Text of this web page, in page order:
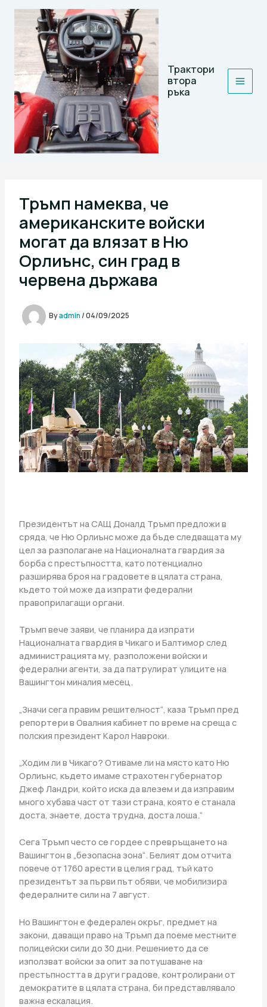
Skip
Трактори
втора
ръка
Тръмп намеква, че
американските войски
могат да влязат в Ню
Орлиънс, син град в
червена държава
Byadmin/04/09/2025
Президентът на САЩ Доналд Тръмп предложи в
сряда, че Ню Орлиънс може да бъде следващата му
цел за разполагане на Националната гвардия за
борба с престъпността, като потенциално
разширява броя на градовете в цялата страна,
където той може да изпрати федерални
правоприлагащи органи.
Тръмп вече заяви, че планира да изпрати
Националната гвардия в Чикаго и Балтимор след
администрацията му, разположени войски и
федерални агенти, за да патрулират улиците на
Вашингтон миналия месец.
„Значи сега правим решителност“, каза Тръмп пред
репортери в Овалния кабинет по време на среща с
полския президент Карол Навроки.
„Ходим ли в Чикаго? Отиваме ли на място като Ню
Орлиънс, където имаме страхотен губернатор
Джеф Ландри, който иска да влезем и да изправим
много хубава част от тази страна, която е станала
доста, знаете, доста трудна, доста лоша.“
Сега Тръмп често се гордее с превръщането на
Вашингтон в „безопасна зона“. Белият дом отчита
повече от 1760 арести в целия град, тъй като
президентът за първи път обяви, че мобилизира
федералните сили на 7 август.
Но Вашингтон е федерален окръг, предмет на
закони, даващи право на Тръмп да поеме местните
полицейски сили до 30 дни. Решението да се
използват войски за опит за потушаване на
престъпността в други градове, контролирани от
демократите в цялата страна, би представлявало
важна ескалация.